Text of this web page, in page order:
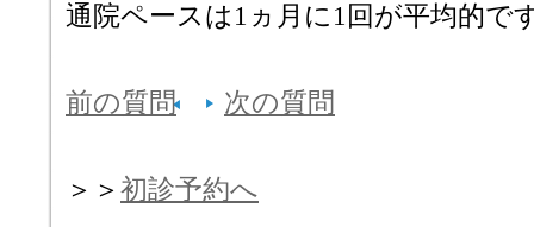
通院ペースは1ヵ月に1回が平均的で
前の質問 次の質問
＞＞ 初診予約へ